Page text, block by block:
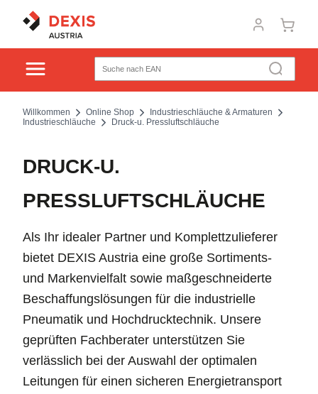
Willkommen Online Shop
Industrieschläuche & Armaturen
Industrieschläuche
Druck-u. Pressluftschläuche
DRUCK-U.
PRESSLUFTSCHLÄUCHE
Als Ihr idealer Partner und Komplettzulieferer
bietet DEXIS Austria eine große Sortiments-
und Markenvielfalt sowie maßgeschneiderte
Beschaffungslösungen für die industrielle
Pneumatik und Hochdrucktechnik. Unsere
geprüften Fachberater unterstützen Sie
verlässlich bei der Auswahl der optimalen
Leitungen für einen sicheren Energietransport